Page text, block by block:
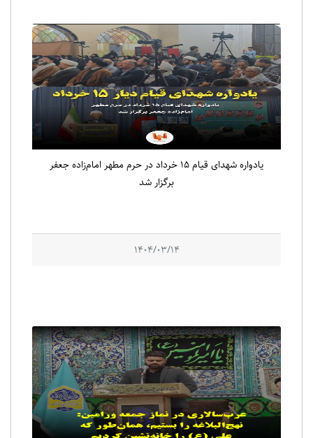
یادواره شهدای قیام ۱۵ خرداد در حرم مطهر امام‌زاده جعفر
برگزار شد
1404/03/14